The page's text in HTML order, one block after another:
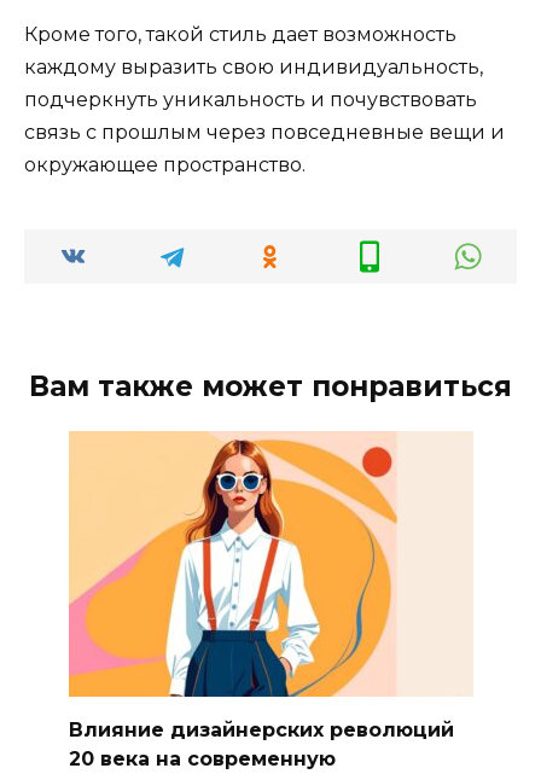
Кроме того, такой стиль дает возможность
каждому выразить свою индивидуальность,
подчеркнуть уникальность и почувствовать
связь с прошлым через повседневные вещи и
окружающее пространство.
Вам также может понравиться
Влияние дизайнерских революций
20 века на современную